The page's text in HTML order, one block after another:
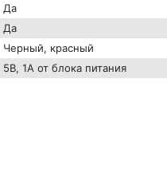
Да
Да
Черный, красный
5В, 1А от блока питания